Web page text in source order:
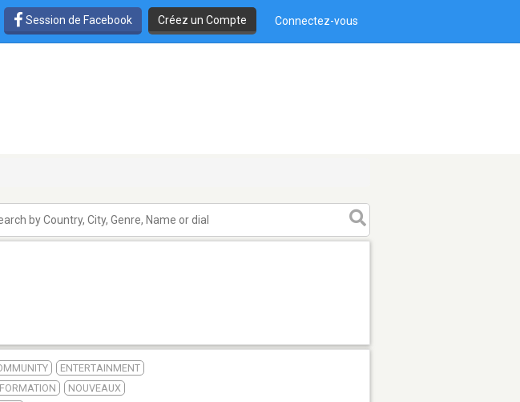
Session de Facebook Créez un Compte Connectez-vous
ENTERTAINMENT
NOUVEAUX